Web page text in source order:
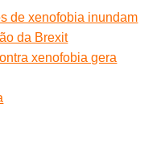
de xenofobia inundam
da Brexit
xenofobia gera